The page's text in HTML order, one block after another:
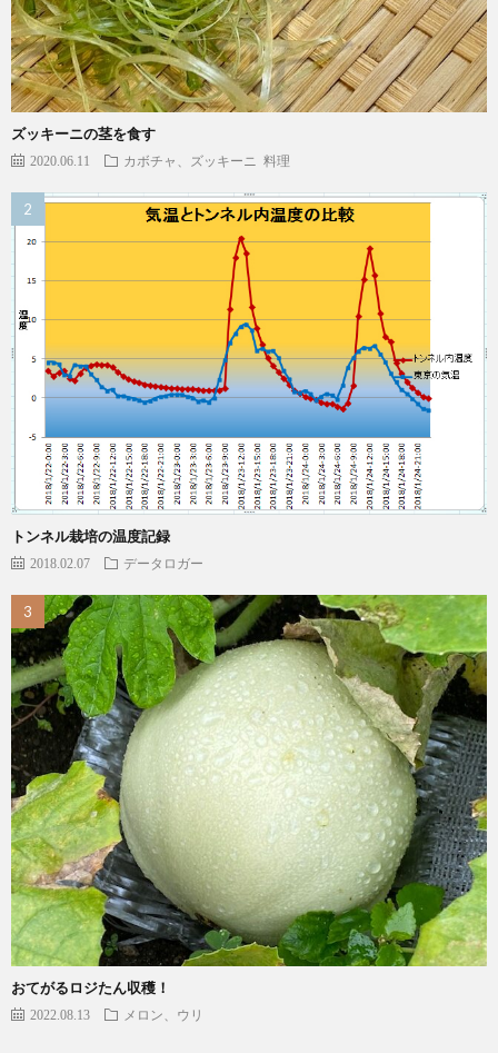
ズッキーニの茎を食す
2020.06.11 カボチャ、ズッキーニ 料理
トンネル栽培の温度記録
2018.02.07 データロガー
おてがるロジたん収穫！
2022.08.13 メロン、ウリ